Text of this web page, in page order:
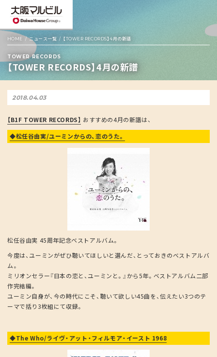
HOME ニュース一覧 【TOWER RECORDS】4月の新譜
TOWER RECORDS
【TOWER RECORDS】4月の新譜
2018.04.03
【B1F TOWER RECORDS】 おすすめの4月の新譜は、
◆松任谷由実/ユーミンからの、恋のうた。
松任谷由実 45周年記念ベストアルバム。
今度は、ユーミンがぜひ聴いてほしいと選んだ、とっておきのベストアルバ
ム。
ミリオンセラー『日本の恋と、ユーミンと。』から5年。ベストアルバム二部
作完結編。
ユーミン自身が、今の時代にこそ、聴いて欲しい45曲を、伝えたい3つのテ
ーマで括り3枚組にて収録。
◆The Who/ライヴ・アット・フィルモア・イースト 1968